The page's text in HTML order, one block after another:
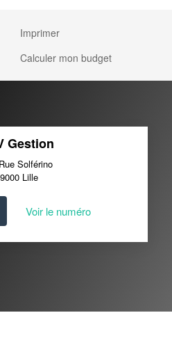
Imprimer
Calculer mon budget
Gestion
Solférino
Lille
Voir le numéro